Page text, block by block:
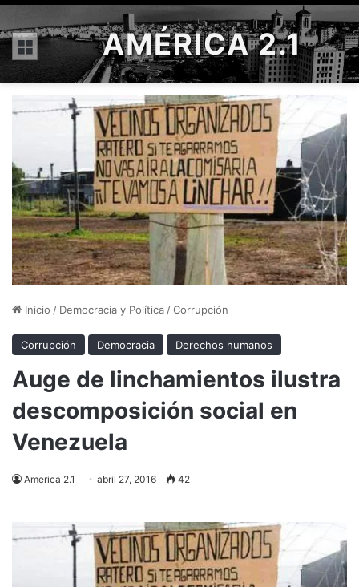
Menú AMÉRICA 2.1
Inicio / Democracia y Política /Corrupción
Corrupción Democracia Derechos humanos
Auge de linchamientos ilustra
descomposición social en
Venezuela
America 2.1 abril 27, 2016 42